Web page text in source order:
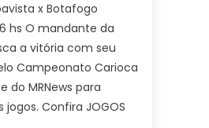
x Botafogo
hs O mandante da
a vitória com seu
Campeonato Carioca
do MRNews para
Confira JOGOS